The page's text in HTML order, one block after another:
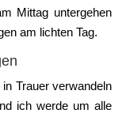
Mittag untergehen
am lichten Tag.
Trauer verwandeln
ich werde um alle